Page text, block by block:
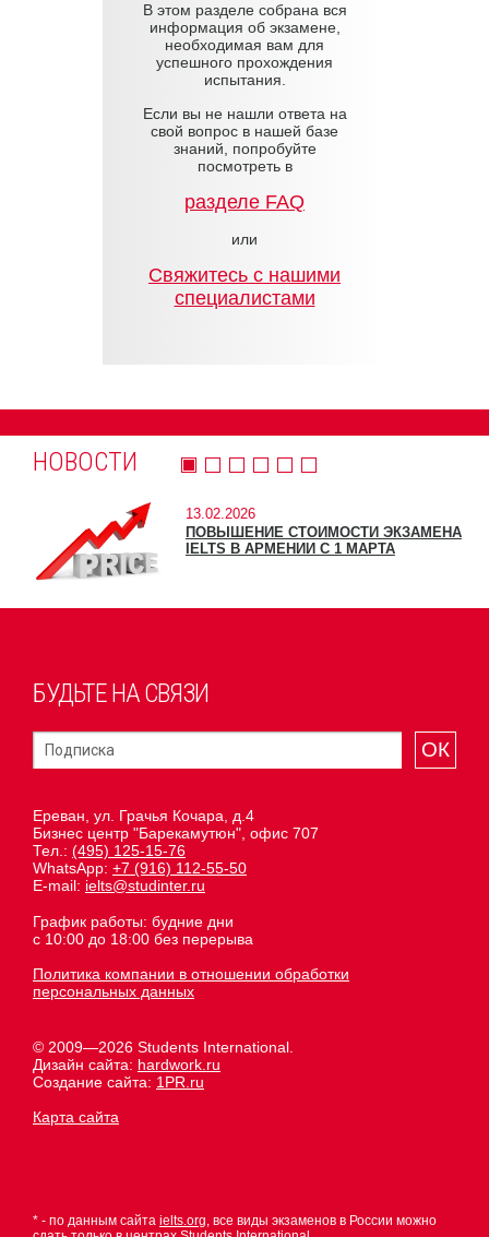
В этом разделе собрана вся
информация об экзамене,
необходимая вам для
успешного прохождения
испытания.
Если вы не нашли ответа на
свой вопрос в нашей базе
знаний, попробуйте
посмотреть в
разделе FAQ
или
Cвяжитесь с нашими
специалистами
НОВОСТИ
13.02.2026
ПОВЫШЕНИЕ СТОИМОСТИ ЭКЗАМЕНА
IELTS В АРМЕНИИ С 1 МАРТА
БУДЬТЕ НА СВЯЗИ
ОК
Ереван, ул. Грачья Кочара, д.4
Бизнес центр "Барекамутюн", офис 707
Тел.: (495) 125-15-76
WhatsApp: +7 (916) 112-55-50
E-mail: ielts@studinter.ru
График работы: будние дни
с 10:00 до 18:00 без перерыва
Политика компании в отношении обработки
персональных данных
© 2009—2026 Students International.
Дизайн сайта: hardwork.ru
Создание сайта: 1PR.ru
Карта сайта
* - по данным сайта ielts.org, все виды экзаменов в России можно